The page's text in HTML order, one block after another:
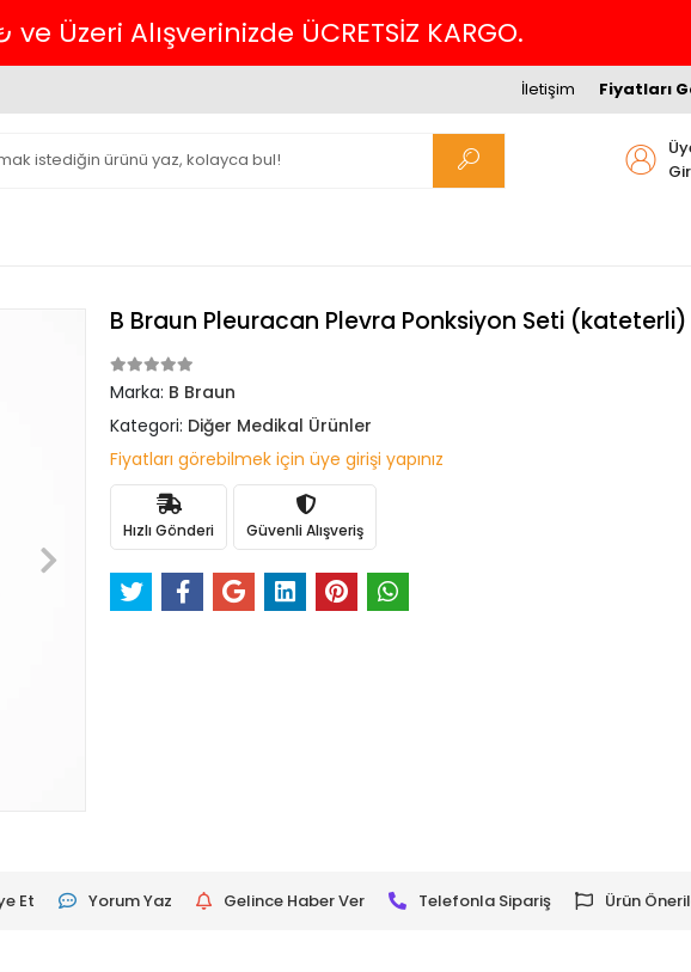
ve Üzeri Alışverinizde ÜCRETSİZ KARGO.
Fiyatları
İletişim
B Braun Pleuracan Plevra Ponksiyon Seti (kateterli)
Marka: B Braun
Kategori: Diğer Medikal Ürünler
Fiyatları görebilmek için üye girişi yapınız
Hızlı Gönderi Güvenli Alışveriş
Et Yorum Yaz Gelince Haber Ver Telefonla Sipariş Ürün